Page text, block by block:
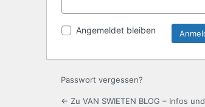
Angemeldet bleiben
Passwort vergessen?
← Zu VAN SWIETEN BLOG – Infos und